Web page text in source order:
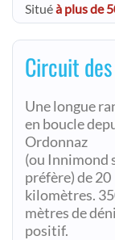
Situéà plus de
Circuit
Une longue
en boucle
Ordonnaz
(ou Innimond
préfère) de 20
kilomètres.
mètres de
positif.